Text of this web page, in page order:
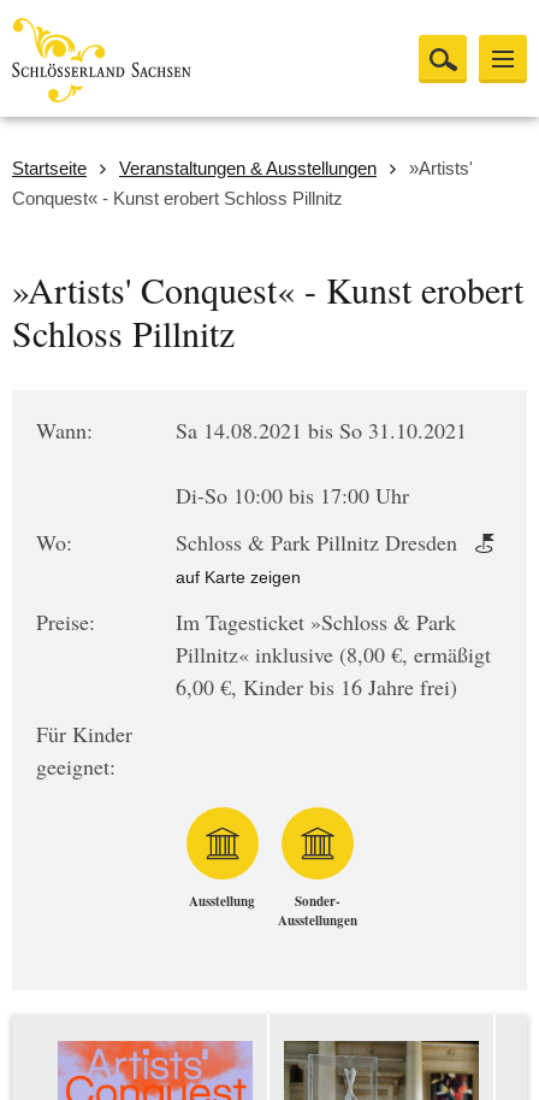
Startseite Veranstaltungen & Ausstellungen
»Artists'
Conquest« - Kunst erobert Schloss Pillnitz
»Artists' Conquest« - Kunst erobert
Schloss Pillnitz
Wann: Sa 14.08.2021 bis So 31.10.2021
Di-So 10:00 bis 17:00 Uhr
Wo:
Schloss & Park Pillnitz Dresden
auf Karte zeigen
Preise:
Im Tagesticket »Schloss & Park
Pillnitz« inklusive (8,00 €, ermäßigt
6,00 €, Kinder bis 16 Jahre frei)
Für Kinder
geeignet:
Ausstellung
Sonder-
Ausstellungen